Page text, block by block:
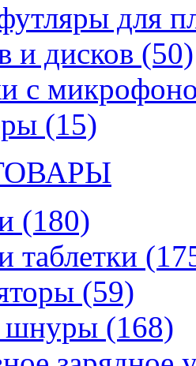
для
и дисков (50)
с
(15)
(180)
таблетки
(59)
шнуры (168)